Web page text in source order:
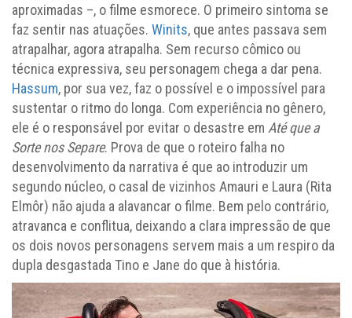
aproximadas –, o filme esmorece. O primeiro sintoma se
faz sentir nas atuações. Winits, que antes passava sem
atrapalhar, agora atrapalha. Sem recurso cômico ou
técnica expressiva, seu personagem chega a dar pena.
Hassum, por sua vez, faz o possível e o impossível para
sustentar o ritmo do longa. Com experiência no gênero,
ele é o responsável por evitar o desastre em Até que a
Sorte nos Separe. Prova de que o roteiro falha no
desenvolvimento da narrativa é que ao introduzir um
segundo núcleo, o casal de vizinhos Amauri e Laura (Rita
Elmôr) não ajuda a alavancar o filme. Bem pelo contrário,
atravanca e conflitua, deixando a clara impressão de que
os dois novos personagens servem mais a um respiro da
dupla desgastada Tino e Jane do que à história.